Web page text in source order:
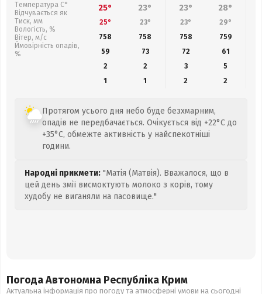
Температура С°
Відчувається як
Тиск, мм
Вологість, %
Вітер, м/с
Ймовірність опадів,
%
25° 23° 23° 28°
25° 23° 23° 29°
758
758 758 759
59
73 72 61
2
2 3
5
1
1 2 2
Протягом усього дня небо буде безхмарним,
опадів не передбачається. Очікується від +22°C до
+35°C, обмежте активність у найспекотніші
години.
Народні прикмети: "Матія (Матвія). Вважалося, що в
цей день змії висмоктують молоко з корів, тому
худобу не виганяли на пасовище."
Погода Автономна Республіка Крим
Актуальна інформація про погоду та атмосферні умови на сьогодні